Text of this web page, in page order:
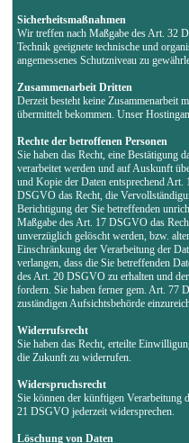
Sicherheitsmaßnahmen
Wir treffen nach Maßgabe des Art. 32
Technik geeignete technische und
angemessenes Schutzniveau zu
Zusammenarbeit Dritten
Derzeit besteht keine Zusammenarbeit
übermittelt bekommen. Unser
Rechte der betroffenen Personen
Sie haben das Recht, eine Bestätigung
verarbeitet werden und auf Auskunft
und Kopie der Daten entsprechend
DSGVO das Recht, die
Berichtigung der Sie betreffenden
Maßgabe des Art. 17 DSGVO das
unverzüglich gelöscht werden, bzw.
Einschränkung der Verarbeitung der
verlangen, dass die Sie betreffenden
des Art. 20 DSGVO zu erhalten und
fordern. Sie haben ferner gem. Art. 77
zuständigen Aufsichtsbehörde
Widerrufsrecht
Sie haben das Recht, erteilte
die Zukunft zu widerrufen.
Widerspruchsrecht
Sie können der künftigen Verarbeitung
21 DSGVO jederzeit widersprechen.
Löschung von Daten